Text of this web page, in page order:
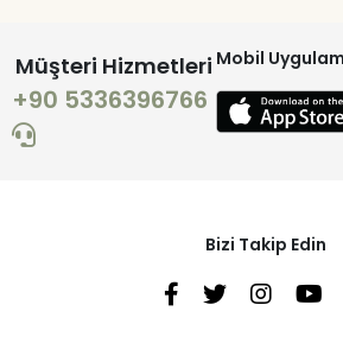
Müşteri Hizmetleri
+90 5336396766
Mobil
Bizi Takip Edin